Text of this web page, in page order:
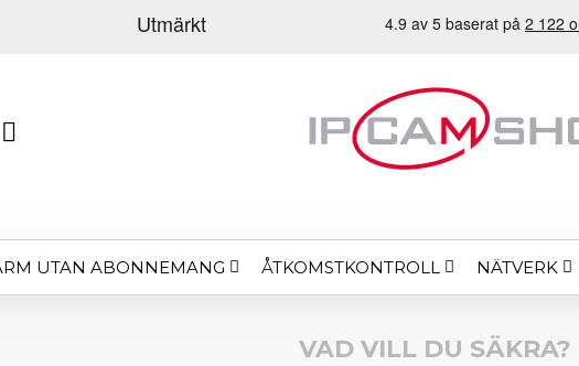
UTAN ABONNEMANG ÅTKOMSTKONTROLL NÄTVERK
VAD VILL DU SÄKRA?